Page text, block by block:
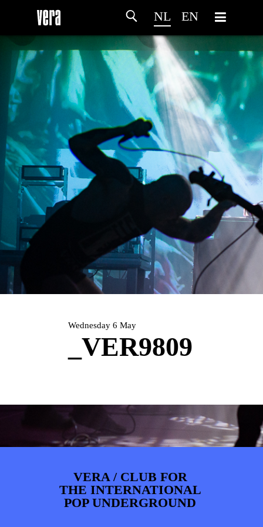
NL EN
PROGRAMMA
ARTDIVISIONFOTO’SNIEUWS
Wednesday 6 May
_VER9809
VERA / CLUB FOR
THE INTERNATIONAL
POP UNDERGROUND